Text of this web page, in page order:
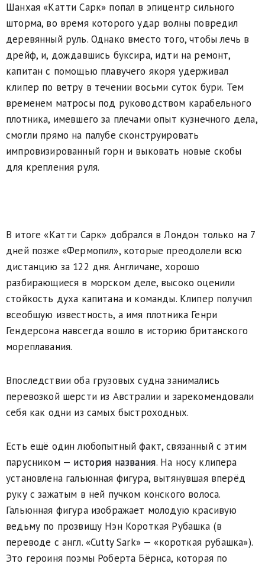
Шанхая «Катти Сарк» попал в эпицентр сильного
шторма, во время которого удар волны повредил
деревянный руль. Однако вместо того, чтобы лечь в
дрейф, и, дождавшись буксира, идти на ремонт,
капитан с помощью плавучего якоря удерживал
клипер по ветру в течении восьми суток бури. Тем
временем матросы под руководством карабельного
плотника, имевшего за плечами опыт кузнечного дела,
смогли прямо на палубе сконструировать
импровизированный горн и выковать новые скобы
для крепления руля.
В итоге «Катти Сарк» добрался в Лондон только на 7
дней позже «Фермопил», которые преодолели всю
дистанцию за 122 дня. Англичане, хорошо
разбирающиеся в морском деле, высоко оценили
стойкость духа капитана и команды. Клипер получил
всеобщую известность, а имя плотника Генри
Гендерсона навсегда вошло в историю британского
мореплавания.
Впоследствии оба грузовых судна занимались
перевозкой шерсти из Австралии и зарекомендовали
себя как одни из самых быстроходных.
Есть ещё один любопытный факт, связанный с этим
парусником — история названия. На носу клипера
установлена гальюнная фигура, вытянувшая вперёд
руку с зажатым в ней пучком конского волоса.
Гальюнная фигура изображает молодую красивую
ведьму по прозвищу Нэн Короткая Рубашка (в
переводе с англ. «Cutty Sark» — «короткая рубашка»).
Это героиня поэмы Роберта Бёрнса, которая по